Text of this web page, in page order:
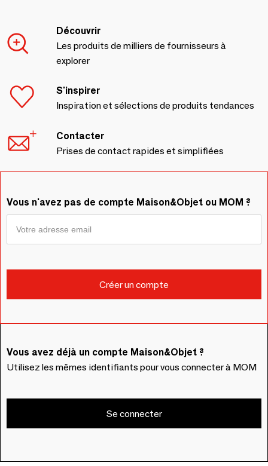
Découvrir
Les produits de milliers de fournisseurs à
explorer
S'inspirer
Inspiration et sélections de produits tendances
Contacter
Prises de contact rapides et simplifiées
Vous n'avez pas de compte Maison&Objet ou MOM ?
Vous avez déjà un compte Maison&Objet ?
Utilisez les mêmes identifiants pour vous connecter à MOM
Se connecter